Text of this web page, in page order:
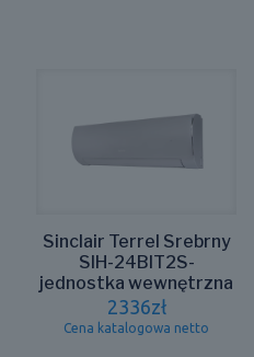
Sinclair Terrel Srebrny
SIH-24BIT2S-
jednostka wewnętrzna
2336zł
Cena katalogowa netto